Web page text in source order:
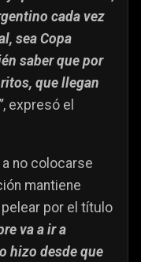
cada vez
sea Copa
saber que por
que llegan
, expresó el
no colocarse
mantiene
por el título
va a ir a
hizo desde que